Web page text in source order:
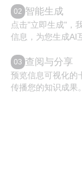
02 智能生成
点击"立即生成"，
信息，为您生成AI
03 查阅与分享
预览信息可视化的
传播您的知识成果。